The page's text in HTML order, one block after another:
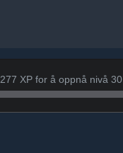
277 XP for å oppnå nivå 30